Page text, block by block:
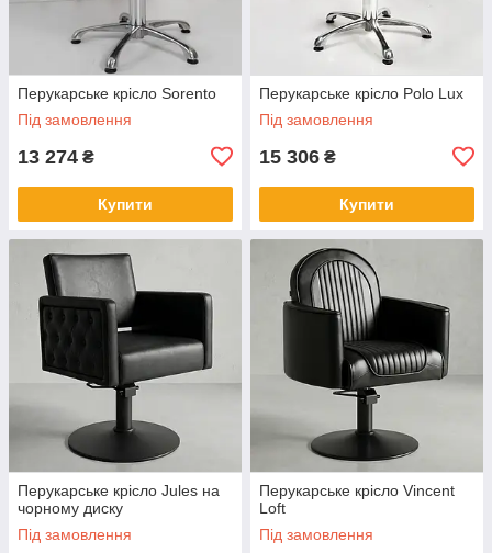
Перукарське крісло Sorento
Під замовлення
13 274 ₴
Купити
Перукарське крісло Polo Lux
Під замовлення
15 306 ₴
Купити
Перукарське крісло Jules на
чорному диску
Під замовлення
Перукарське крісло Vincent
Loft
Під замовлення